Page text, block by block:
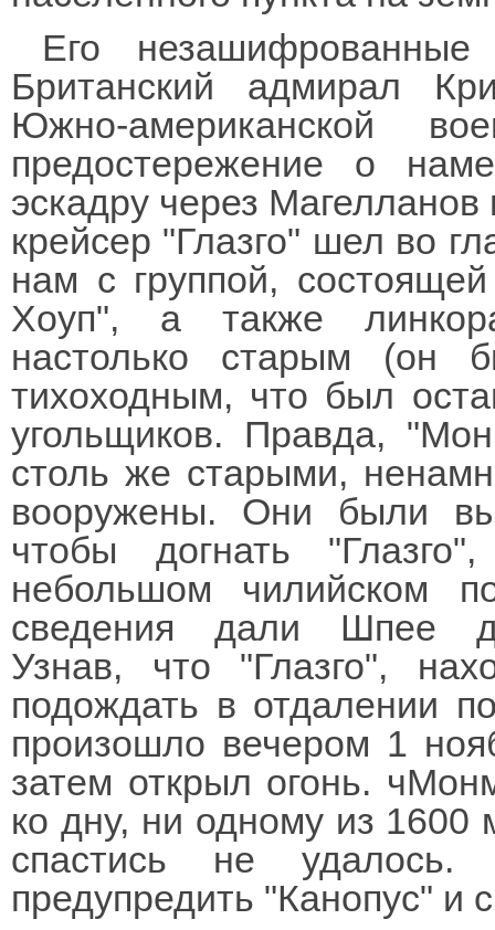
Его
Британский адмирал
Южно-американской
предостережение о
эскадру через
крейсер "Глазго" шел во
нам с группой,
Хоуп", а также
настолько старым (он
тихоходным, что был
угольщиков. Правда,
столь же старыми,
вооружены. Они были
чтобы догнать
небольшом чилийском
сведения дали Шпее
Узнав, что "Глазго",
подождать в отдалении
произошло вечером 1
затем открыл огонь.
ко дну, ни одному из 1600
спастись не удалось.
предупредить "Канопус" и